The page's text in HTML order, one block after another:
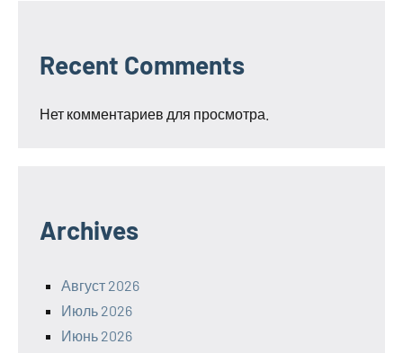
Recent Comments
Нет комментариев для просмотра.
Archives
Август 2026
Июль 2026
Июнь 2026